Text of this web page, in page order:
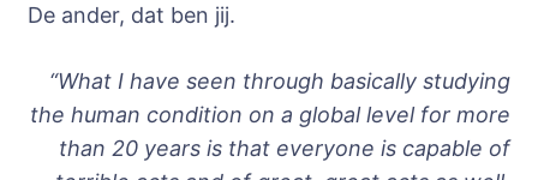
De ander, dat ben jij.
“What I have seen through basically studying
the human condition on a global level for more
than 20 years is that everyone is capable of